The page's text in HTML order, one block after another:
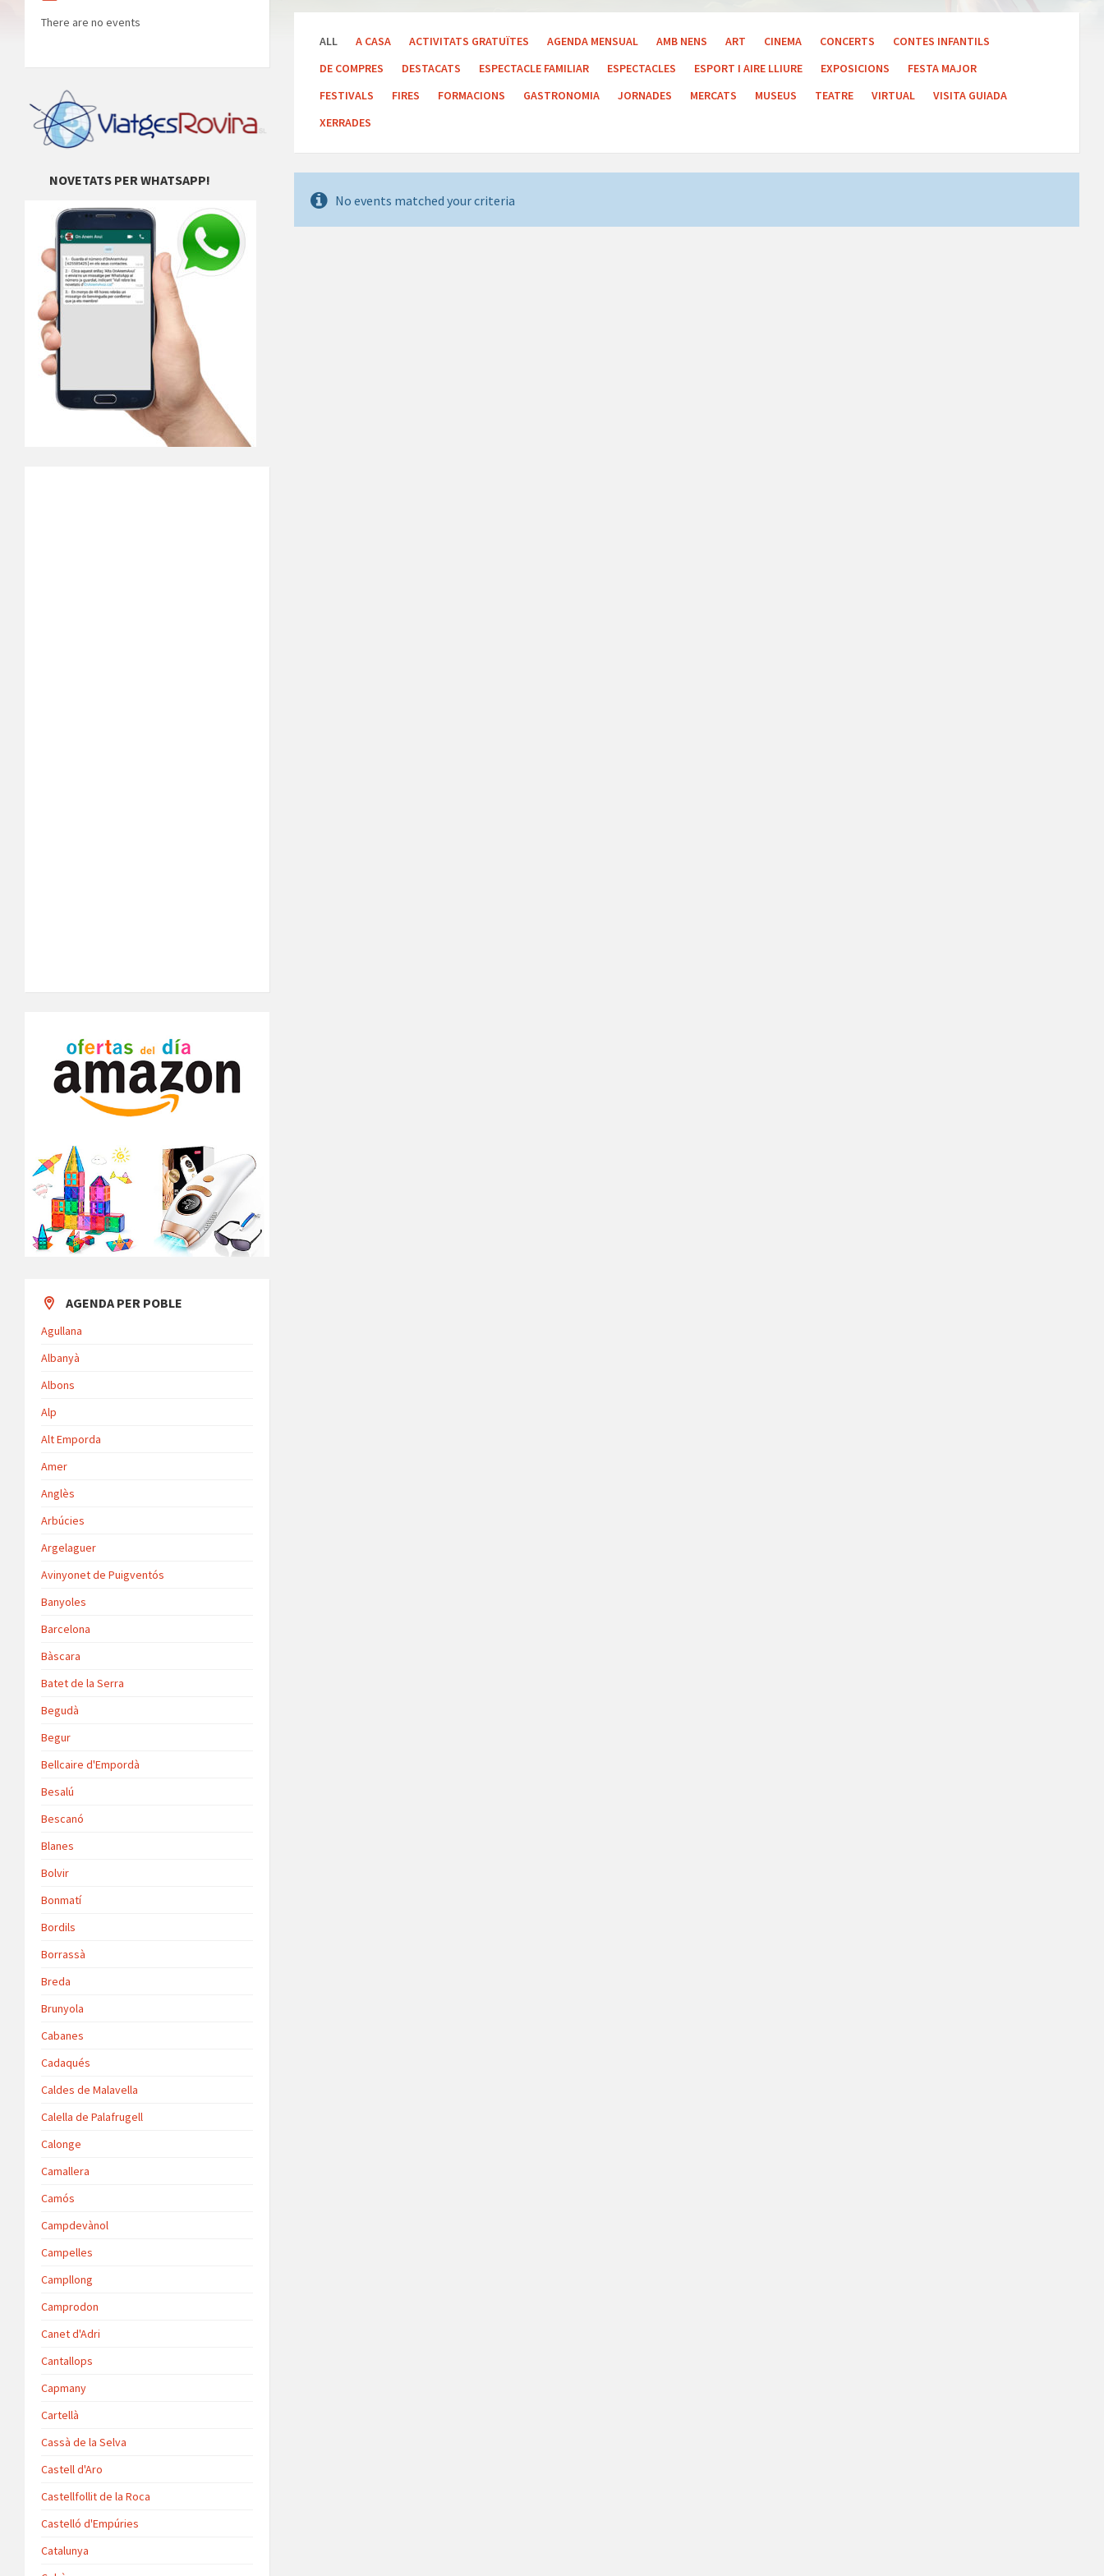
ALL A CASA ACTIVITATS GRATUÏTES AGENDA MENSUAL AMB NENS ART CINEMA CONCERTS
CONTES INFANTILS
DE COMPRES
DESTACATS ESPECTACLE FAMILIAR ESPECTACLES ESPORT I AIRE LLIURE EXPOSICIONS
FESTA MAJOR
FESTIVALS
FIRES FORMACIONS GASTRONOMIA JORNADES MERCATS MUSEUS TEATRE VIRTUAL
VISITA GUIADA
XERRADES
No events matched your criteria
There are no events
NOVETATS PER WHATSAPP!
AGENDA PER POBLE
Agullana
Albanyà
Albons
Alp
Alt Emporda
Amer
Anglès
Arbúcies
Argelaguer
Avinyonet de Puigventós
Banyoles
Barcelona
Bàscara
Batet de la Serra
Begudà
Begur
Bellcaire d'Empordà
Besalú
Bescanó
Blanes
Bolvir
Bonmatí
Bordils
Borrassà
Breda
Brunyola
Cabanes
Cadaqués
Caldes de Malavella
Calella de Palafrugell
Calonge
Camallera
Camós
Campdevànol
Campelles
Campllong
Camprodon
Canet d'Adri
Cantallops
Capmany
Cartellà
Cassà de la Selva
Castell d'Aro
Castellfollit de la Roca
Castelló d'Empúries
Catalunya